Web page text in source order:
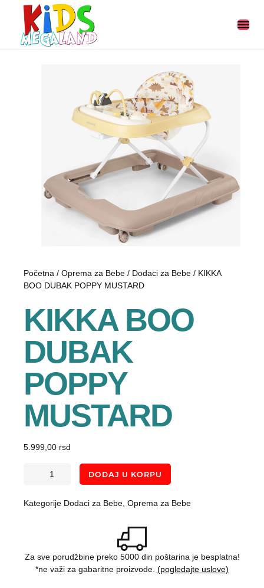
Početna / Oprema za Bebe / Dodaci za Bebe / KIKKA
BOO DUBAK POPPY MUSTARD
KIKKA BOO
DUBAK
POPPY
MUSTARD
5.999,00 rsd
DODAJ U KORPU
Kategorije Dodaci za Bebe Oprema za Bebe
Za sve porudžbine preko 5000 din poštarina je besplatna!
*ne važi za gabaritne proizvode. (pogledajte uslove)